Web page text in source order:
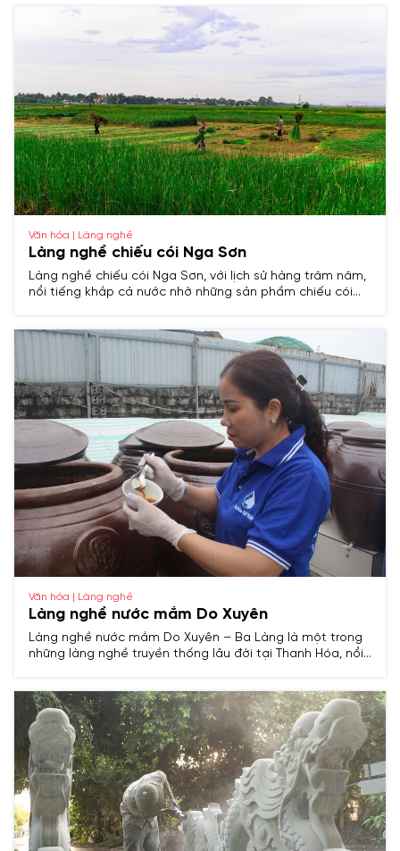
Văn hóa | Làng nghề
Làng nghề chiếu cói Nga Sơn
Làng nghề chiếu cói Nga Sơn, với lịch sử hàng trăm năm,
nổi tiếng khắp cả nước nhờ những sản phẩm chiếu cói
Văn hóa | Làng nghề
Làng nghề nước mắm Do Xuyên
Làng nghề nước mắm Do Xuyên – Ba Làng là một trong
những làng nghề truyền thống lâu đời tại Thanh Hóa, nổi
đà đặc trưng của vùng biển miền Trung.